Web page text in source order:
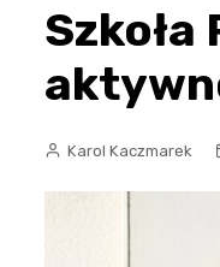
Karol Kaczmarek